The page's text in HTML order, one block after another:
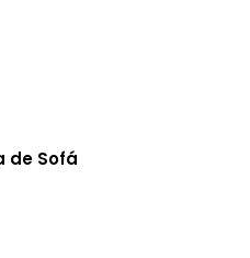
de Sofá